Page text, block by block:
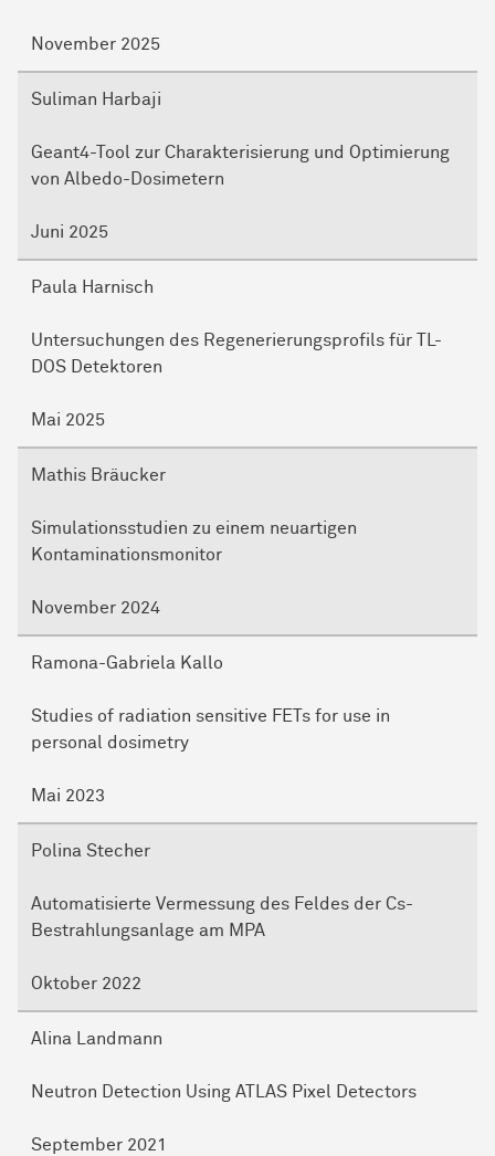
November 2025
Suliman Harbaji
Geant4-Tool zur Charakterisierung und Optimierung
von Albedo-Dosimetern
Juni 2025
Paula Harnisch
Untersuchungen des Regenerierungsprofils für TL-
DOS Detektoren
Mai 2025
Mathis Bräucker
Simulationsstudien zu einem neuartigen
Kontaminationsmonitor
November 2024
Ramona-Gabriela Kallo
Studies of radiation sensitive FETs for use in
personal dosimetry
Mai 2023
Polina Stecher
Automatisierte Vermessung des Feldes der Cs-
Bestrahlungsanlage am MPA
Oktober 2022
Alina Landmann
Neutron Detection Using ATLAS Pixel Detectors
September 2021